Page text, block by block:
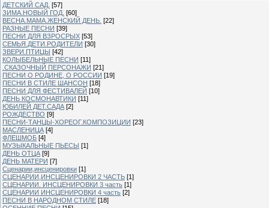
ДЕТСКИЙ САД. [57]
ЗИМА.НОВЫЙ ГОД. [60]
ВЕСНА.МАМА.ЖЕНСКИЙ ДЕНЬ. [22]
РАЗНЫЕ ПЕСНИ [39]
ПЕСНИ ДЛЯ ВЗРОСРЫХ [53]
СЕМЬЯ.ДЕТИ.РОДИТЕЛИ [30]
ЗВЕРИ.ПТИЦЫ [42]
КОЛЫБЕЛЬНЫЕ ПЕСНИ [11]
.СКАЗОЧНЫЙ ПЕРСОНАЖИ [21]
ПЕСНИ О РОДИНЕ, О РОССИИ [19]
ПЕСНИ В СТИЛЕ ШАНСОН [18]
ПЕСНИ ДЛЯ ФЕСТИВАЛЕЙ [10]
ДЕНЬ КОСМОНАВТИКИ [11]
ЮБИЛЕЙ ДЕТ.САДА [2]
РОЖДЕСТВО [9]
ПЕСНИ-ТАНЦЫ-ХОРЕОГ.КОМПОЗИЦИИ [23]
МАСЛЕНИЦА [4]
ФЛЕШМОБ [4]
МУЗЫКАЛЬНЫЕ ПЬЕСЫ [1]
ДЕНЬ ОТЦА [9]
ДЕНЬ МАТЕРИ [7]
Сценарии,инсценировки [1]
СЦЕНАРИИ,ИНСЦЕНИРОВКИ 2 ЧАСТЬ [1]
СЦЕНАРИИ. ИНСЦЕНИРОВКИ 3 часть [1]
СЦЕНАРИИ ИНСЦЕНИРОВКИ 4 часть [2]
ПЕСНИ В НАРОДНОМ СТИЛЕ [18]